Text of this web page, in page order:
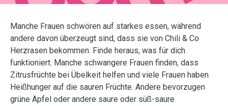
Manche Frauen schwören auf starkes essen, während
andere davon überzeugt sind, dass sie von Chili & Co
Herzrasen bekommen. Finde heraus, was für dich
funktioniert. Manche schwangere Frauen finden, dass
Zitrusfrüchte bei Übelkeit helfen und viele Frauen haben
Heißhunger auf die sauren Früchte. Andere bevorzugen
grüne Äpfel oder andere saure oder süß-saure